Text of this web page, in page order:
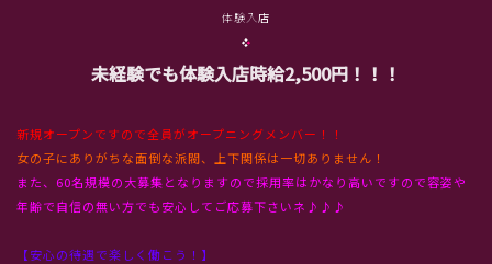
体験入店
未経験でも体験入店時給2,500円！！！
新規オープンですので全員がオープニングメンバー！！
女の子にありがちな面倒な派閥、上下関係は一切ありません！
また、60名規模の大募集となりますので採用率はかなり高いですので容姿や
年齢で自信の無い方でも安心してご応募下さいネ♪ ♪ ♪
【安心の待遇で楽しく働こう！ 】